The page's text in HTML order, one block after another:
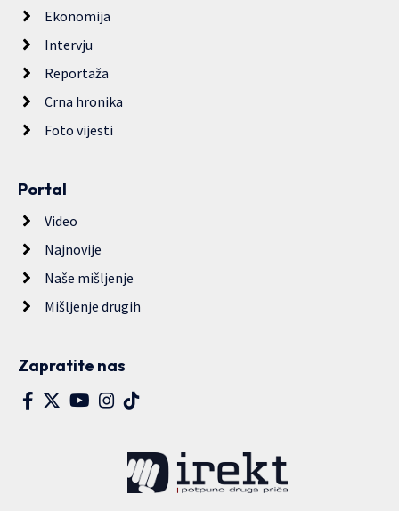
Ekonomija
Intervju
Reportaža
Crna hronika
Foto vijesti
Portal
Video
Najnovije
Naše mišljenje
Mišljenje drugih
Zapratite nas